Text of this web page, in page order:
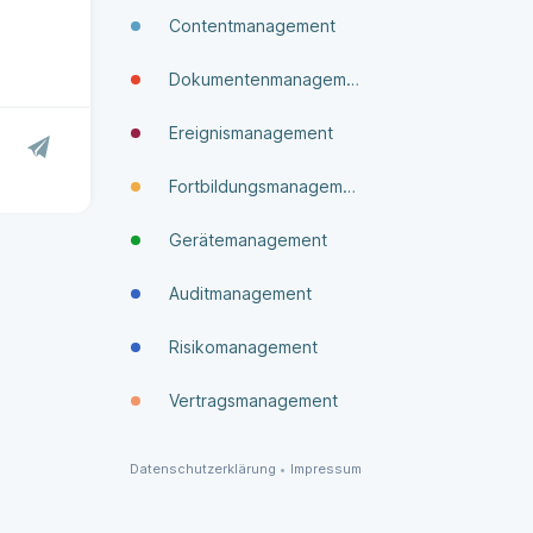
Contentmanagement
Dokumenten­manage­ment
Ereignismanagement
Fortbildungsmanagement
Gerätemanagement
Auditmanagement
Risikomanagement
Vertragsmanagement
Datenschutzerklärung • Impressum